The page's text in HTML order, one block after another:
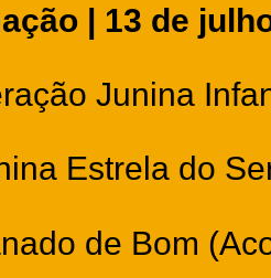
| 13 de
Junina
Estrela do
de Bom